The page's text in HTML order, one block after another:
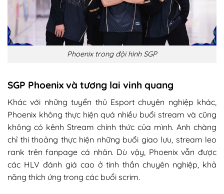
Phoenix trong đội hình SGP
SGP Phoenix và tương lai vinh quang
Khác với những tuyển thủ Esport chuyên nghiệp khác,
Phoenix không thực hiện quá nhiều buổi stream và cũng
không có kênh Stream chính thức của mình. Anh chàng
chỉ thi thoảng thực hiện những buổi giao lưu, stream leo
rank trên fanpage cá nhân. Dù vậy, Phoenix vẫn được
các HLV đánh giá cao ở tinh thần chuyên nghiệp, khả
năng thích ứng trong các buổi scrim.